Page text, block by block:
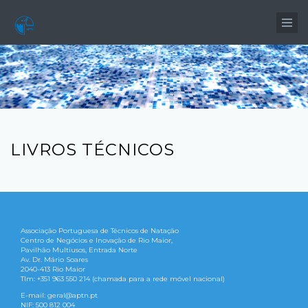
LIVROS TÉCNICOS
Associação Portuguesa de Técnicos de Natação
Centro de Negócios e Inovação de Rio Maior,
Pavilhão Multiusos, Entrada Norte
Av. Dr. Mário Soares
2040-413 Rio Maior
Tlm: +351 963 550 214 (chamada para a rede móvel nacional)
E-mail: geral@aptn.pt
NIF: 500 812 004